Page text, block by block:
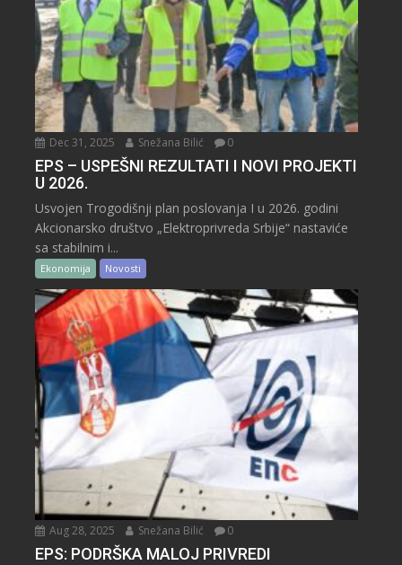
Dec 31, 2025 Snežana Bilić 0
EPS – USPEŠNI REZULTATI I NOVI PROJEKTI
U 2026.
Usvojen Trogodišnji plan poslovanja I u 2026. godini
Akcionarsko društvo „Elektroprivreda Srbije“ nastaviće
sa stabilnim i...
Ekonomija Novosti
Aug 28, 2025 Snežana Bilić 0
EPS: PODRŠKA MALOJ PRIVREDI